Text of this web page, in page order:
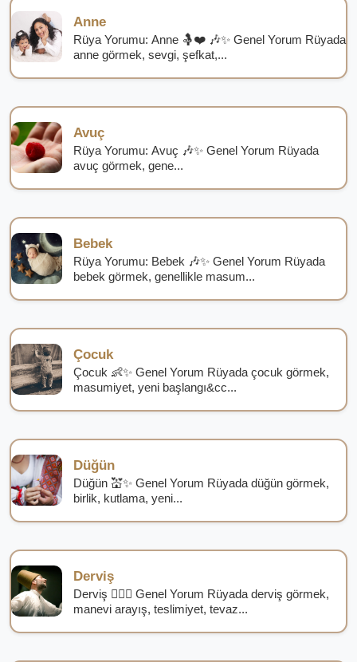
Anne
Rüya Yorumu: Anne 🤱❤️ 🎶✨ Genel Yorum Rüyada
anne görmek, sevgi, şefkat,...
Avuç
Rüya Yorumu: Avuç 🎶✨ Genel Yorum Rüyada
avuç görmek, gene...
Bebek
Rüya Yorumu: Bebek 🎶✨ Genel Yorum Rüyada
bebek görmek, genellikle masum...
Çocuk
Çocuk 👶✨ Genel Yorum Rüyada çocuk görmek,
masumiyet, yeni başlangı&cc...
Düğün
Düğün 💒✨ Genel Yorum Rüyada düğün görmek,
birlik, kutlama, yeni...
Derviş
Derviş 🧙‍♂️✨ Genel Yorum Rüyada derviş görmek,
manevi arayış, teslimiyet, tevaz...